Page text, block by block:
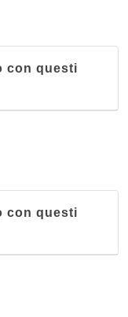
con questi
con questi